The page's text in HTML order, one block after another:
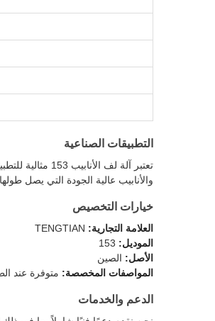
التطبيقات الصناعية
والأنابيب عالية الجودة التي يصل طولها إلى
خيارات التخصيص
العلامة التجارية:
الموديل:
الأصل: الصين
المواصفات المخصصة: متوفرة عند
الدعم والخدمات